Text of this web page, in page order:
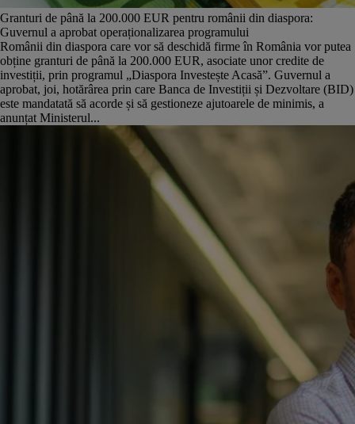
Granturi de până la 200.000 EUR pentru românii din diaspora:
Guvernul a aprobat operaționalizarea programului
Românii din diaspora care vor să deschidă firme în România vor putea
obține granturi de până la 200.000 EUR, asociate unor credite de
investiții, prin programul „Diaspora Investește Acasă”. Guvernul a
aprobat, joi, hotărârea prin care Banca de Investiții și Dezvoltare (BID)
este mandatată să acorde și să gestioneze ajutoarele de minimis, a
anunțat Ministerul...